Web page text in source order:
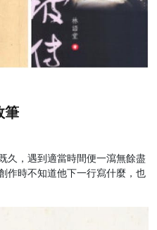
筆
久，遇到適當時間便一瀉無餘盡
作時不知道他下一行寫什麼，也